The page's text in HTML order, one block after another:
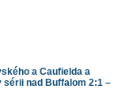
a Caufielda a
nad Buffalom 2:1 –